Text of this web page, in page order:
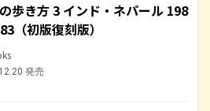
歩き方 3 インド・ネパール 198
（初版復刻版）
発売